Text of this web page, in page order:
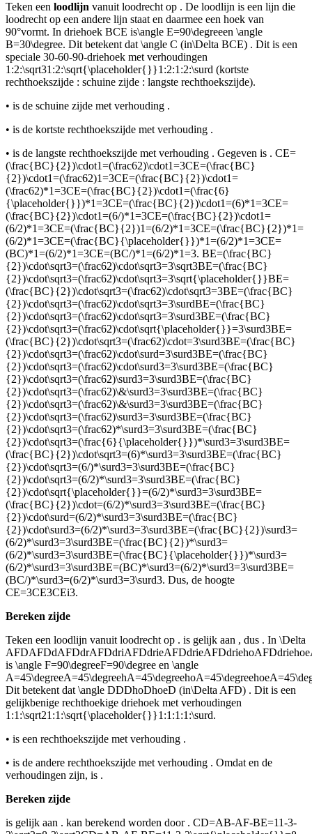
Teken een loodlijn vanuitloodrecht op . De loodlijn is een lijn die
loodrecht op een andere lijn staat en daarmee een hoek van
90°vormt. In driehoek BCE is\angle E=90\degreeen \angle
B=30\degree. Dit betekent dat\angle C (in\Delta BCE) . Dit is een
speciale 30-60-90-driehoek met verhoudingen
1:2:\sqrt31:2:\sqrt{\placeholder{}}1:2:1:2:\surd (kortste
rechthoekszijde : schuine zijde : langste rechthoekszijde).
• is de schuine zijde met verhouding .
• is de kortste rechthoekszijde met verhouding .
• is de langste rechthoekszijde met verhouding . Gegeven is . CE=
(\frac{BC}{2})\cdot1=(\frac62)\cdot1=3CE=(\frac{BC}
{2})\cdot1=(\frac62)1=3CE=(\frac{BC}{2})\cdot1=
(\frac62)*1=3CE=(\frac{BC}{2})\cdot1=(\frac{6}
{\placeholder{}})*1=3CE=(\frac{BC}{2})\cdot1=(6)*1=3CE=
(\frac{BC}{2})\cdot1=(6/)*1=3CE=(\frac{BC}{2})\cdot1=
(6/2)*1=3CE=(\frac{BC}{2})1=(6/2)*1=3CE=(\frac{BC}{2})*1=
(6/2)*1=3CE=(\frac{BC}{\placeholder{}})*1=(6/2)*1=3CE=
(BC)*1=(6/2)*1=3CE=(BC/)*1=(6/2)*1=3. BE=(\frac{BC}
{2})\cdot\sqrt3=(\frac62)\cdot\sqrt3=3\sqrt3BE=(\frac{BC}
{2})\cdot\sqrt3=(\frac62)\cdot\sqrt3=3\sqrt{\placeholder{}}BE=
(\frac{BC}{2})\cdot\sqrt3=(\frac62)\cdot\sqrt3=3BE=(\frac{BC}
{2})\cdot\sqrt3=(\frac62)\cdot\sqrt3=3\surdBE=(\frac{BC}
{2})\cdot\sqrt3=(\frac62)\cdot\sqrt3=3\surd3BE=(\frac{BC}
{2})\cdot\sqrt3=(\frac62)\cdot\sqrt{\placeholder{}}=3\surd3BE=
(\frac{BC}{2})\cdot\sqrt3=(\frac62)\cdot=3\surd3BE=(\frac{BC}
{2})\cdot\sqrt3=(\frac62)\cdot\surd=3\surd3BE=(\frac{BC}
{2})\cdot\sqrt3=(\frac62)\cdot\surd3=3\surd3BE=(\frac{BC}
{2})\cdot\sqrt3=(\frac62)\surd3=3\surd3BE=(\frac{BC}
{2})\cdot\sqrt3=(\frac62)\&\surd3=3\surd3BE=(\frac{BC}
{2})\cdot\sqrt3=(\frac62)\&\surd3=3\surd3BE=(\frac{BC}
{2})\cdot\sqrt3=(\frac62)\surd3=3\surd3BE=(\frac{BC}
{2})\cdot\sqrt3=(\frac62)*\surd3=3\surd3BE=(\frac{BC}
{2})\cdot\sqrt3=(\frac{6}{\placeholder{}})*\surd3=3\surd3BE=
(\frac{BC}{2})\cdot\sqrt3=(6)*\surd3=3\surd3BE=(\frac{BC}
{2})\cdot\sqrt3=(6/)*\surd3=3\surd3BE=(\frac{BC}
{2})\cdot\sqrt3=(6/2)*\surd3=3\surd3BE=(\frac{BC}
{2})\cdot\sqrt{\placeholder{}}=(6/2)*\surd3=3\surd3BE=
(\frac{BC}{2})\cdot=(6/2)*\surd3=3\surd3BE=(\frac{BC}
{2})\cdot\surd=(6/2)*\surd3=3\surd3BE=(\frac{BC}
{2})\cdot\surd3=(6/2)*\surd3=3\surd3BE=(\frac{BC}{2})\surd3=
(6/2)*\surd3=3\surd3BE=(\frac{BC}{2})*\surd3=
(6/2)*\surd3=3\surd3BE=(\frac{BC}{\placeholder{}})*\surd3=
(6/2)*\surd3=3\surd3BE=(BC)*\surd3=(6/2)*\surd3=3\surd3BE=
(BC/)*\surd3=(6/2)*\surd3=3\surd3. Dus, de hoogte
CE=3CE3CEi3.
Bereken zijde
Teken een loodlijn vanuitloodrecht op . is gelijk aan , dus . In \Delta
is \angle F=90\degreeF=90\degree en \angle
Dit betekent dat\angle DDDhoDhoeD (in\Delta AFD) . Dit is een
gelijkbenige rechthoekige driehoek met verhoudingen
1:1:\sqrt21:1:\sqrt{\placeholder{}}1:1:1:1:\surd.
• is een rechthoekszijde met verhouding .
• is de andere rechthoekszijde met verhouding . Omdaten de
verhoudingen zijn, is .
Bereken zijde
is gelijk aan . kan berekend worden door . CD=AB-AF-BE=11-3-